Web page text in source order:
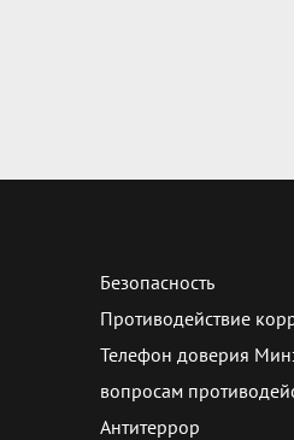
Безопасность
Противодействие
Телефон доверия
вопросам
Антитеррор